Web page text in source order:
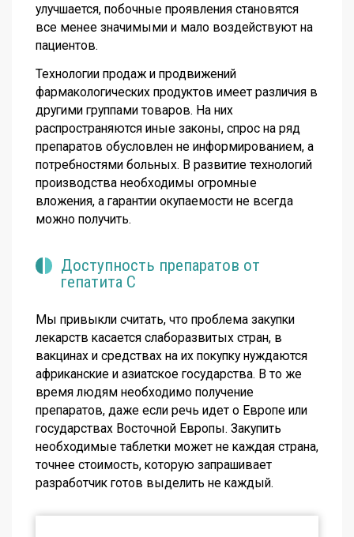
улучшается, побочные проявления становятся
все менее значимыми и мало воздействуют на
пациентов.
Технологии продаж и продвижений
фармакологических продуктов имеет различия в
другими группами товаров. На них
распространяются иные законы, спрос на ряд
препаратов обусловлен не информированием, а
потребностями больных. В развитие технологий
производства необходимы огромные
вложения, а гарантии окупаемости не всегда
можно получить.
Доступность препаратов от
гепатита С
Мы привыкли считать, что проблема закупки
лекарств касается слаборазвитых стран, в
вакцинах и средствах на их покупку нуждаются
африканские и азиатское государства. В то же
время людям необходимо получение
препаратов, даже если речь идет о Европе или
государствах Восточной Европы. Закупить
необходимые таблетки может не каждая страна,
точнее стоимость, которую запрашивает
разработчик готов выделить не каждый.